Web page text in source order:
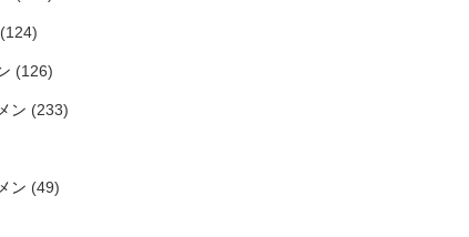
(124)
(126)
ン (233)
ン (49)